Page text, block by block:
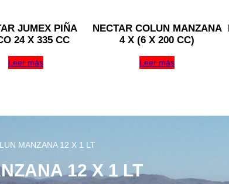
JUMEX PIÑA
24 X 335 CC
Leer más
NECTAR COLUN MANZANA
4 X (6 X 200 CC)
Leer más
MANZANA 12 X 1 LT
12 X 1 LT